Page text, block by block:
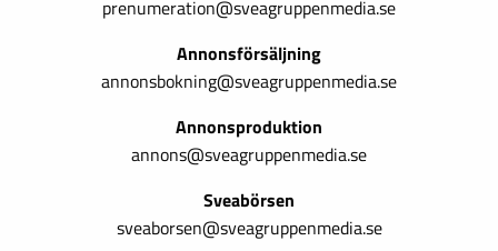
prenumeration@sveagruppenmedia.se
Annonsförsäljning
annonsbokning@sveagruppenmedia.se
Annonsproduktion
annons@sveagruppenmedia.se
Sveabörsen
sveaborsen@sveagruppenmedia.se